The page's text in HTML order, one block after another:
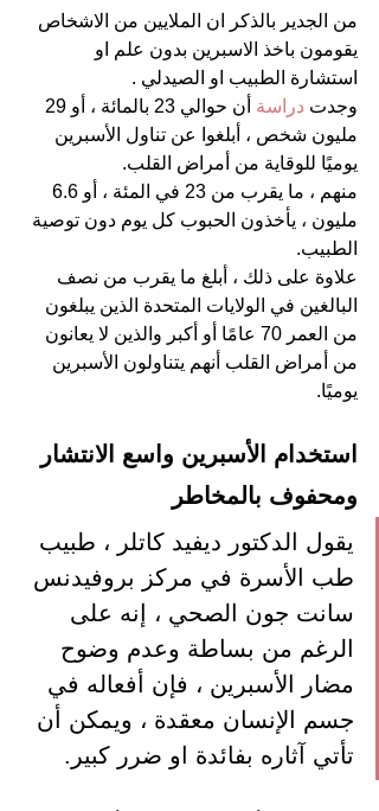
من الجدير بالذكر ان الملايين من الاشخاص
يقومون باخذ الاسبرين بدون علم او
استشارة الطبيب او الصيدلي .
وجدت دراسة
مليون شخص ، أبلغوا عن تناول الأسبرين
يوميًا للوقاية من أمراض القلب.
مليون ، يأخذون الحبوب كل يوم دون توصية
الطبيب.
علاوة على ذلك ، أبلغ ما يقرب من نصف
البالغين في الولايات المتحدة الذين يبلغون
من العمر 70 عامًا أو أكبر والذين لا يعانون
من أمراض القلب أنهم يتناولون الأسبرين
يوميًا.
استخدام الأسبرين واسع الانتشار
ومحفوف بالمخاطر
يقول الدكتور ديفيد كاتلر ، طبيب
طب الأسرة في مركز بروفيدنس
سانت جون الصحي ، إنه على
الرغم من بساطة وعدم وضوح
مضار الأسبرين ، فإن أفعاله في
جسم الإنسان معقدة ، ويمكن أن
تأتي آثاره بفائدة او ضرر كبير.